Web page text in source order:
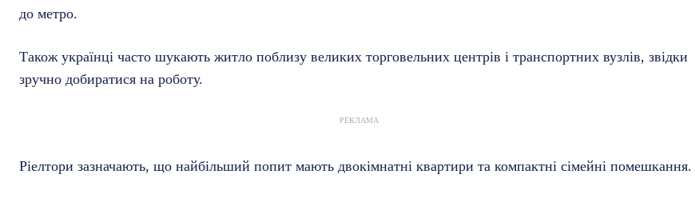
до метро.
Також українці часто шукають житло поблизу великих торговельних центрів і транспортних вузлів, звідки
зручно добиратися на роботу.
РЕКЛАМА
Ріелтори зазначають, що найбільший попит мають двокімнатні квартири та компактні сімейні помешкання.